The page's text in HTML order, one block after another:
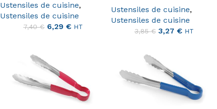
Ustensiles de cuisine,
Ustensiles de cuisine
7,40€ 6,29 € HT
Ustensiles de cuisine,
Ustensiles de cuisine
3,85€ 3,27 € HT